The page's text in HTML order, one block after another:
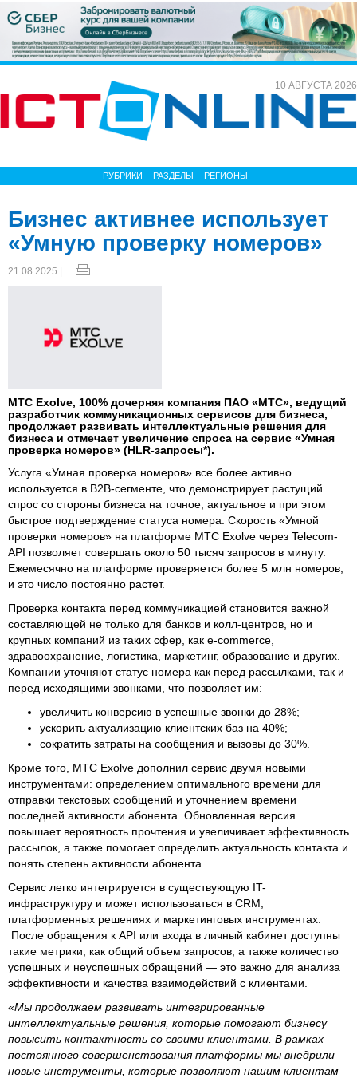
10 АВГУСТА 2026
РУБРИКИ РАЗДЕЛЫ РЕГИОНЫ
Бизнес активнее использует
«Умную проверку номеров»
21.08.2025 |
МТС Exolve, 100% дочерняя компания ПАО «МТС», ведущий
разработчик коммуникационных сервисов для бизнеса,
продолжает развивать интеллектуальные решения для
бизнеса и отмечает увеличение спроса на сервис «Умная
проверка номеров» (HLR-запросы*).
Услуга «Умная проверка номеров» все более активно
используется в В2В-сегменте, что демонстрирует растущий
спрос со стороны бизнеса на точное, актуальное и при этом
быстрое подтверждение статуса номера. Скорость «Умной
проверки номеров» на платформе МТС Exolve через Telecom-
API позволяет совершать около 50 тысяч запросов в минуту.
Ежемесячно на платформе проверяется более 5 млн номеров,
и это число постоянно растет.
Проверка контакта перед коммуникацией становится важной
составляющей не только для банков и колл-центров, но и
крупных компаний из таких сфер, как e-commerce,
здравоохранение, логистика, маркетинг, образование и других.
Компании уточняют статус номера как перед рассылками, так и
перед исходящими звонками, что позволяет им:
увеличить конверсию в успешные звонки до 28%;
ускорить актуализацию клиентских баз на 40%;
сократить затраты на сообщения и вызовы до 30%.
Кроме того, МТС Exolve дополнил сервис двумя новыми
инструментами: определением оптимального времени для
отправки текстовых сообщений и уточнением времени
последней активности абонента. Обновленная версия
повышает вероятность прочтения и увеличивает эффективность
рассылок, а также помогает определить актуальность контакта и
понять степень активности абонента.
Сервис легко интегрируется в существующую IT-
инфраструктуру и может использоваться в CRM,
платформенных решениях и маркетинговых инструментах.
После обращения к API или входа в личный кабинет доступны
такие метрики, как общий объем запросов, а также количество
успешных и неуспешных обращений — это важно для анализа
эффективности и качества взаимодействий с клиентами.
«Мы продолжаем развивать интегрированные
интеллектуальные решения, которые помогают бизнесу
повысить контактность со своими клиентами. В рамках
постоянного совершенствования платформы мы внедрили
новые инструменты, которые позволяют нашим клиентам